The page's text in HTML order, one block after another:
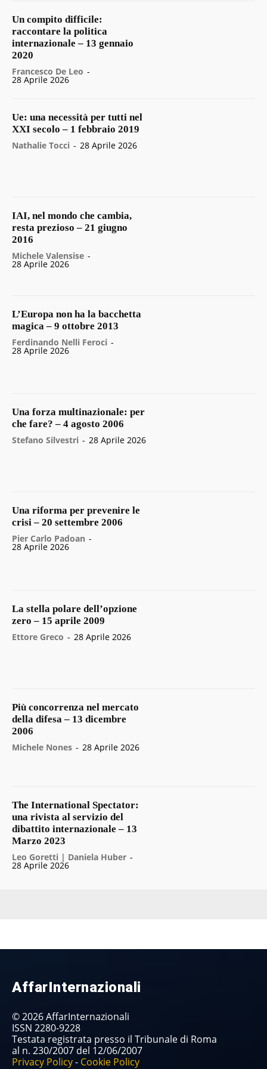
Un compito difficile:
raccontare la politica
internazionale – 13 gennaio
2020
Francesco De Leo -
28 Aprile 2026
Ue: una necessità per tutti nel
XXI secolo – 1 febbraio 2019
Nathalie Tocci - 28 Aprile 2026
IAI, nel mondo che cambia,
resta prezioso – 21 giugno
2016
Michele Valensise -
28 Aprile 2026
L’Europa non ha la bacchetta
magica – 9 ottobre 2013
Ferdinando Nelli Feroci -
28 Aprile 2026
Una forza multinazionale: per
che fare? – 4 agosto 2006
Stefano Silvestri - 28 Aprile 2026
Una riforma per prevenire le
crisi – 20 settembre 2006
Pier Carlo Padoan -
28 Aprile 2026
La stella polare dell’opzione
zero – 15 aprile 2009
Ettore Greco - 28 Aprile 2026
Più concorrenza nel mercato
della difesa – 13 dicembre
2006
Michele Nones - 28 Aprile 2026
The International Spectator:
una rivista al servizio del
dibattito internazionale – 13
Marzo 2023
Leo Goretti | Daniela Huber -
28 Aprile 2026
AffarInternazionali
© 2026 AffarInternazionali
ISSN 2280-9228
Testata registrata presso il Tribunale di Roma
al n. 230/2007 del 12/06/2007
Privacy Policy- Cookie Policy